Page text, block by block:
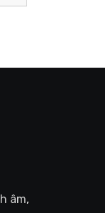
âm,